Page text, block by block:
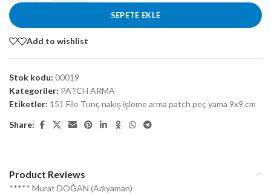
SEPETE EKLE
Add to wishlist
Stok kodu: 00019
Kategoriler: PATCH ARMA
Etiketler: 151 Filo Tunç nakış işleme arma patch peç yama 9x9 cm
Share:
Product Reviews
***** Murat DOĞAN (Adıyaman)